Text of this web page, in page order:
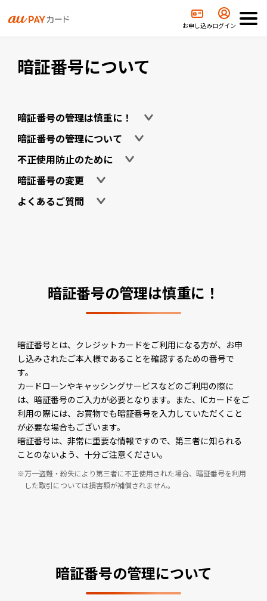
お申し込みログイン
ティ・安心安全 暗証番号について
暗証番号について
暗証番号の管理は慎重に！
暗証番号の管理について
不正使用防止のために
暗証番号の変更
よくあるご質問
暗証番号の管理は慎重に！
暗証番号とは、クレジットカードをご利用になる方が、お申
し込みされたご本人様であることを確認するための番号で
す。
カードローンやキャッシングサービスなどのご利用の際に
は、暗証番号のご入力が必要となります。また、ICカードをご
利用の際には、お買物でも暗証番号を入力していただくこと
が必要な場合もございます。
暗証番号は、非常に重要な情報ですので、第三者に知られる
ことのないよう、十分ご注意ください。
万一盗難・紛失により第三者に不正使用された場合、暗証番号を利用
した取引については損害額が補償されません。
暗証番号の管理について